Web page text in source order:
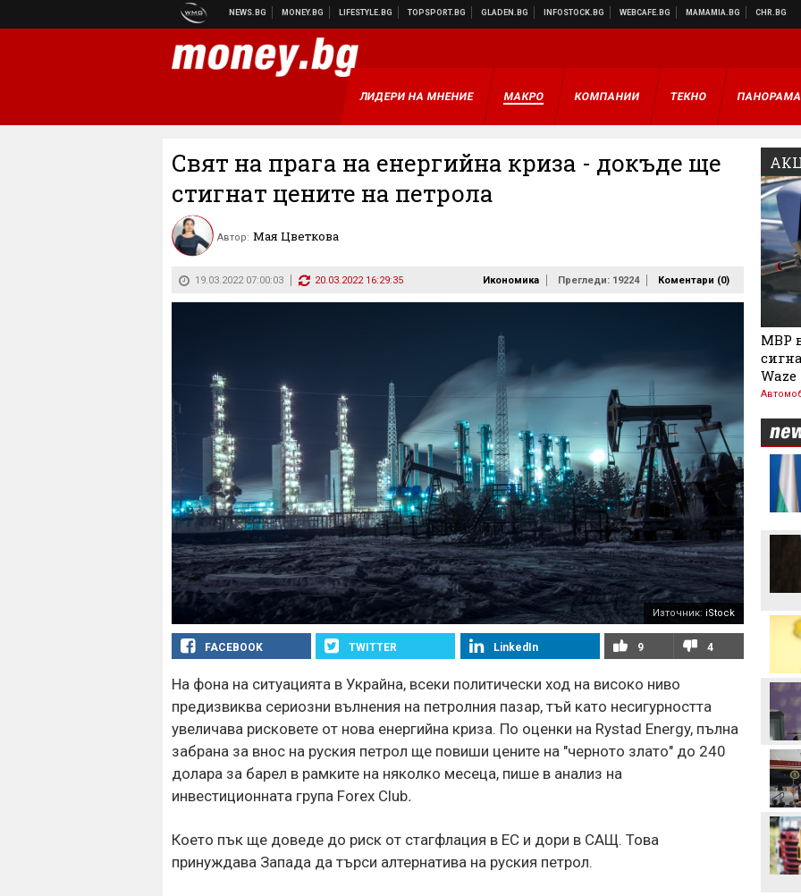
ЛИДЕРИ НА МНЕНИЕ МАКРО КОМПАНИИ ТЕКНО ПАНОРАМА
Свят на прага на енергийна криза - докъде ще
стигнат цените на петрола
Автор: Мая Цветкова
19.03.2022 07:00:03 20.03.2022 16:29:35 Икономика Прегледи: 19224 Коментари (0)
Източник: iStock
FACEBOOK TWITTER LinkedIn 9 4
На фона на ситуацията в Украйна, всеки политически ход на високо ниво
предизвиква сериозни вълнения на петролния пазар, тъй като несигурността
увеличава рисковете от нова енергийна криза. По оценки на Rystad Energy, пълна
забрана за внос на руския петрол ще повиши цените на "черното злато" до 240
долара за барел в рамките на няколко месеца, пише в анализ на
инвестиционната група Forex Club.
Което пък ще доведе до риск от стагфлация в ЕС и дори в САЩ. Това
принуждава Запада да търси алтернатива на руския петрол.
МВР
Waze
ЦСКА взима още трима
Никола Цолов: Гледам
напред с увереност
Манчестър Сити иска 80
милиона за Родри
Аржентина изрази
Инфантино
Формула 1 планира
увеличена бройка на
спринтовите
състезания през 2027
италианския